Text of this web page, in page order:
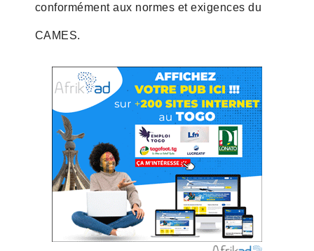
conformément aux normes et exigences du
CAMES.